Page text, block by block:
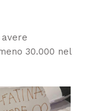
30.000 nel